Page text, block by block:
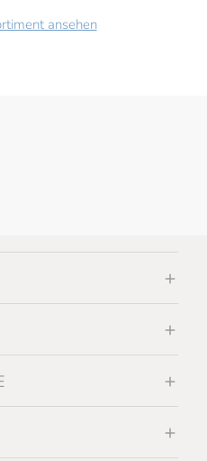
ansehen